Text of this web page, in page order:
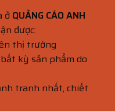
ởQUẢNG CÁO ANH
được:
thị trường
kỳ sản phẩm do
tranh nhất, chiết